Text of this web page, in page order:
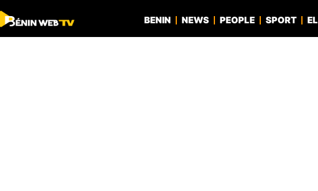
BENIN NEWS PEOPLE SPORT